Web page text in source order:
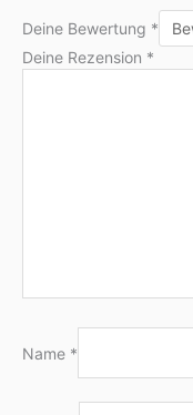
Deine Bewertung *
Deine Rezension *
Name *